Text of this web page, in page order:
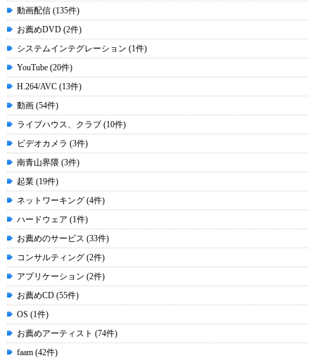
動画配信 (135件)
お薦めDVD (2件)
システムインテグレーション (1件)
YouTube (20件)
H.264/AVC (13件)
動画 (54件)
ライブハウス、クラブ (10件)
ビデオカメラ (3件)
南青山界隈 (3件)
起業 (19件)
ネットワーキング (4件)
ハードウェア (1件)
お薦めのサービス (33件)
コンサルティング (2件)
アプリケーション (2件)
お薦めCD (55件)
OS (1件)
お薦めアーティスト (74件)
faam (42件)